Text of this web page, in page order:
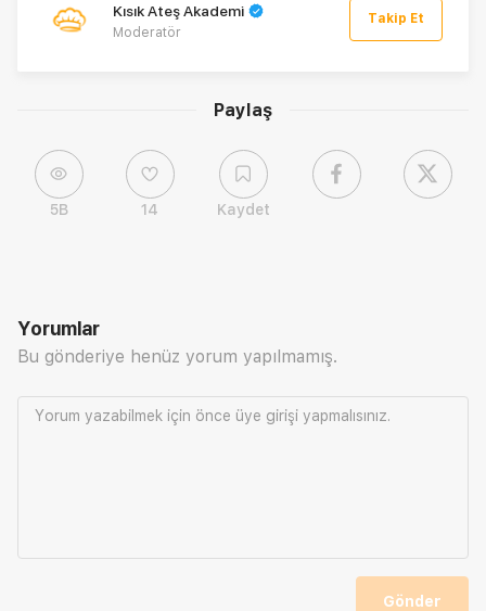
Paylaş
5B 14 Kaydet
Kısık Ateş Akademi
Moderatör
Takip Et
Yorumlar
Bu gönderiye henüz yorum yapılmamış.
Yorum yazabilmek için önce üye girişi yapmalısınız.
Gönder